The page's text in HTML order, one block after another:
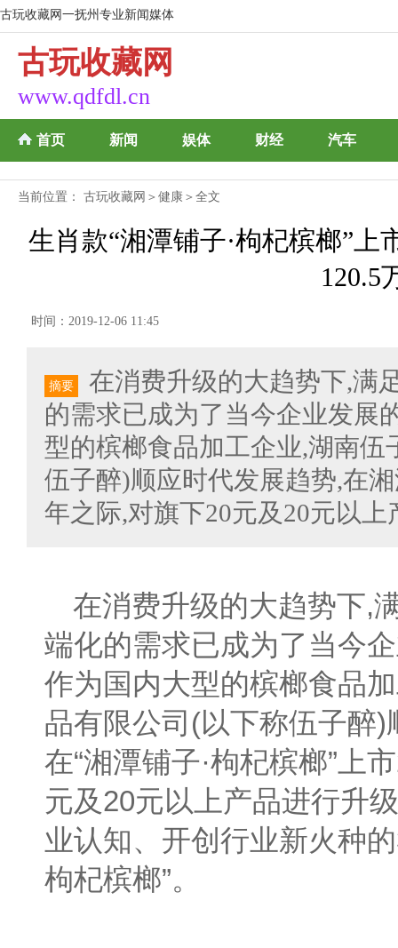
古玩收藏网一抚州专业新闻媒体
古玩收藏网
www.qdfdl.cn
首页 新闻 娱体 财经 汽车
当前位置： 古玩收藏网 ＞ 健康 ＞全文
生肖款“湘潭铺子·枸杞槟榔”
120.5
时间：2019-12-06 11:45
摘要
在消费升级的大趋势下,满
的需求已成为了当今企业发展
型的槟榔食品加工企业,湖南
伍子醉)顺应时代发展趋势,在
年之际,对旗下20元及20元以
在消费升级的大趋势下,
端化的需求已成为了当今
作为国内大型的槟榔食品
品有限公司(以下称伍子醉
在“湘潭铺子·枸杞槟榔”上
元及20元以上产品进行升
业认知、开创行业新火种
枸杞槟榔”。